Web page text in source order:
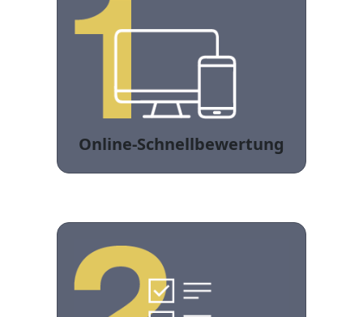
Online-Schnellbewertung